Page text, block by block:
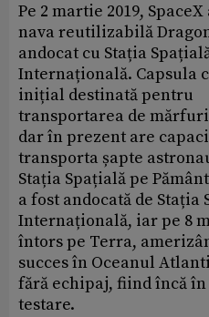
Pe 2 martie 2019,
nava reutilizabilă
andocat cu Stația
Internațională. Capsula
inițial destinată pentru
transportarea de mărfuri
dar în prezent are
transporta șapte
Stația Spațială pe
a fost andocată de Stația
Internațională, iar pe 8
întors pe Terra,
succes în Oceanul
fără echipaj, fiind încă în
testare.